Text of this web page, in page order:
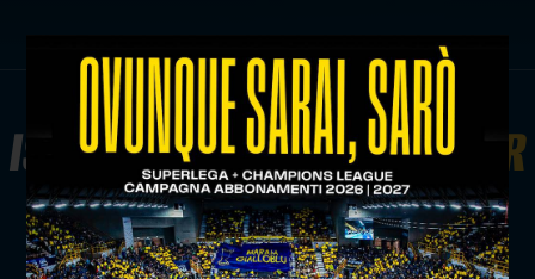
ISCRIVITI ALLANEWSLETTER
ISCRIVITI ORA